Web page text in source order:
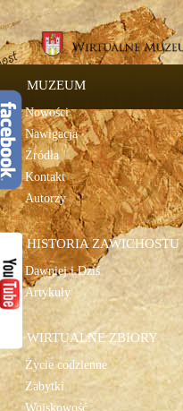
MUZEUM
Nowości
Nawigacja
Źródła
Kontakt
Autorzy
HISTORIA ZAWICHOSTU
Dawniej i Dziś
Artykuły
WIRTUALNE ZBIORY
Życie codzienne
Zabytki
Wojskowość